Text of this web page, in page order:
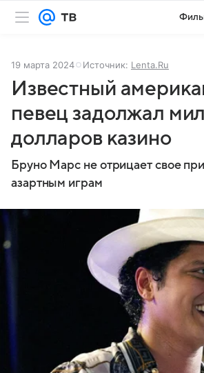
19 марта 2024 Источник: Lenta.Ru
Известный
певец задолжал
долларов казино
Бруно Марс не отрицает свое
азартным играм